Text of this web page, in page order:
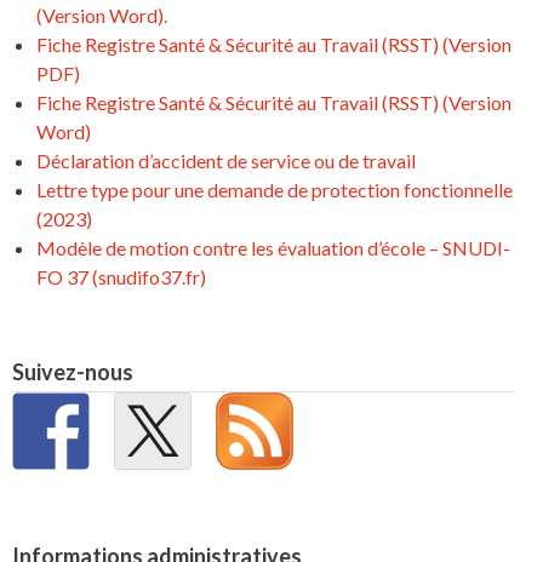
(Version Word).
Fiche Registre Santé & Sécurité au Travail (RSST) (Version
PDF)
Fiche Registre Santé & Sécurité au Travail (RSST) (Version
Word)
Déclaration d’accident de service ou de travail
Lettre type pour une demande de protection fonctionnelle
(2023)
Modèle de motion contre les évaluation d’école – SNUDI-
FO 37 (snudifo37.fr)
Suivez-nous
Informations administratives